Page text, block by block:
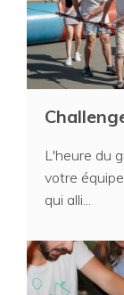
L'heure du
votre
qui alli...